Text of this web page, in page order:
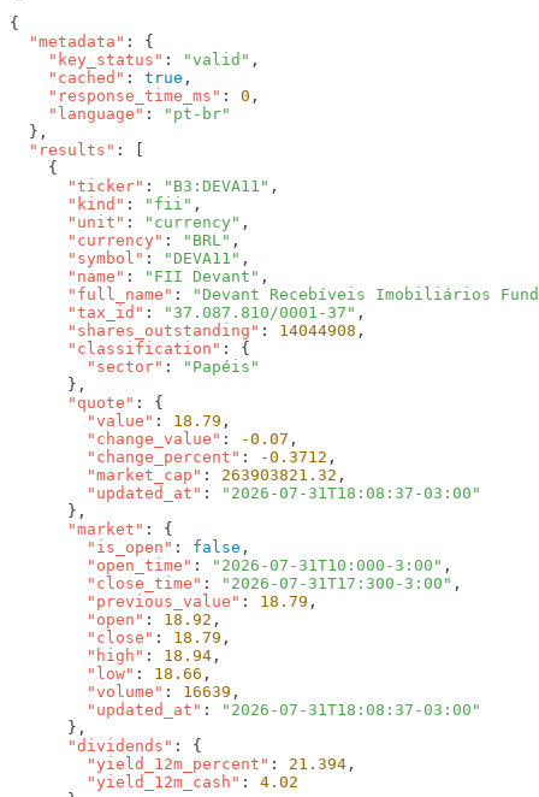
  "metadata"
    "key_status"
: "valid"
    "cached"
: true
    "response_time_ms"
: 0
    "language"
:
  "results"
      "ticker"
: "B3:DEVA11"
      "kind"
: "fii"
      "unit"
: "currency"
      "currency"
: "BRL"
      "symbol"
: "DEVA11"
      "name"
: "FII Devant"
      "full_name"
:
"Devant Recebíveis Imobiliários
      "tax_id"
: "37.087.810/0001-37"
      "shares_outstanding"
: 14044908
      "classification"
        "sector"
:
      "quote"
        "value"
: 18.79
        "change_value"
: -0.07
        "change_percent"
: -0.3712
        "market_cap"
: 263903821.32
        "updated_at"
:
      "market"
        "is_open"
: false
        "open_time"
: "2026-07-31T10:000-3:00"
        "close_time"
: "2026-07-31T17:300-3:00"
        "previous_value"
: 18.79
        "open"
: 18.92
        "close"
: 18.79
        "high"
: 18.94
        "low"
: 18.66
        "volume"
: 16639
        "updated_at"
:
      "dividends"
        "yield_12m_percent"
: 21.394
        "yield_12m_cash"
: